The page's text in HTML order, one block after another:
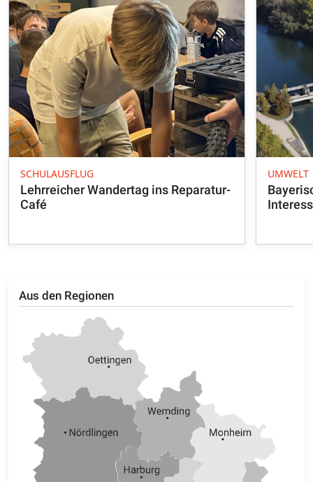
Aus den Regionen
SCHULAUSFLUG
Lehrreicher Wandertag ins Reparatur-
Café
UMWELT